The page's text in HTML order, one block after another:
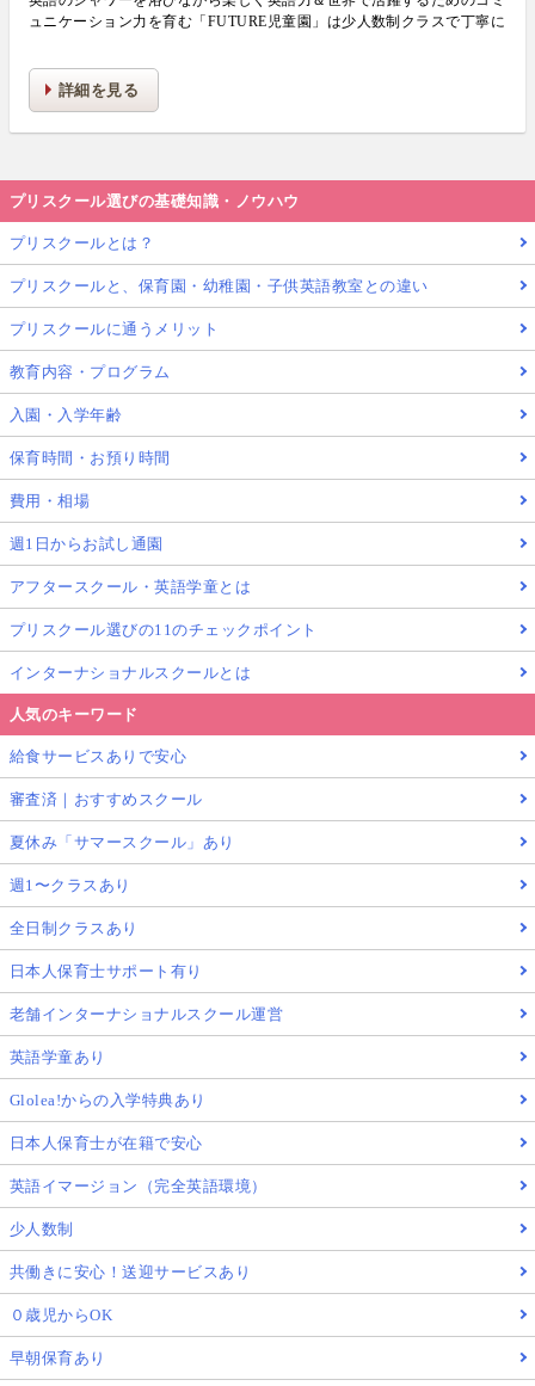
ュニケーション力を育む「FUTURE児童園」は少人数制クラスで丁寧に
詳細を見る
プリスクール選びの基礎知識・ノウハウ
プリスクールとは？
プリスクールと、保育園・幼稚園・子供英語教室との違い
プリスクールに通うメリット
教育内容・プログラム
入園・入学年齢
保育時間・お預り時間
費用・相場
週1日からお試し通園
アフタースクール・英語学童とは
プリスクール選びの11のチェックポイント
インターナショナルスクールとは
人気のキーワード
給食サービスありで安心
審査済｜おすすめスクール
夏休み「サマースクール」あり
週1〜クラスあり
全日制クラスあり
日本人保育士サポート有り
老舗インターナショナルスクール運営
英語学童あり
Glolea!からの入学特典あり
日本人保育士が在籍で安心
英語イマージョン（完全英語環境）
少人数制
共働きに安心！送迎サービスあり
０歳児からOK
早朝保育あり